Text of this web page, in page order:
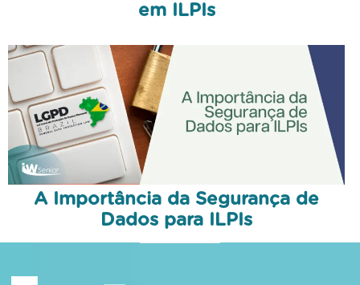
em ILPIs
A Importância da Segurança de
Dados para ILPIs